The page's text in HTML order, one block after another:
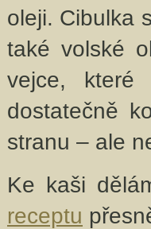
oleji. Cibulka
také volské
vejce, které
dostatečně
stranu – ale
Ke kaši
receptu